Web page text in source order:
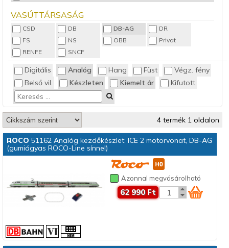
VASÚTTÁRSASÁG
CSD DB DB-AG
DR
FS
NS ÖBB
Privat
RENFE
SNCF
Digitális Analóg Hang Füst
Végz. fény
Belső vil.
Készleten Kiemelt ár Kifutott
4 termék 1 oldalon
ROCO 51162 Analóg kezdőkészlet: ICE 2 motorvonat, DB-AG
(gumiágyas ROCO-Line sínnel)
Azonnal megvásárolható
62 990 Ft